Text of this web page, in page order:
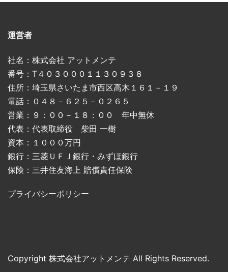
運営者
社名：株式会社 アットメンテ
番号：T４０３０００１１３０９３８
住所：埼玉県さいたま市西区高木１６１－１９
電話：０４８－６２５－０２６５
営業：９：００－１８：００ 年中無休
代表：代表取締役 柴田 一樹
資本：１０００万円
銀行：三菱ＵＦＪ銀行・みずほ銀行
保険：三井住友海上 賠償責任保険
プライバシーポリシー
Copyright 株式会社アットメンテ All Rights Reserved.